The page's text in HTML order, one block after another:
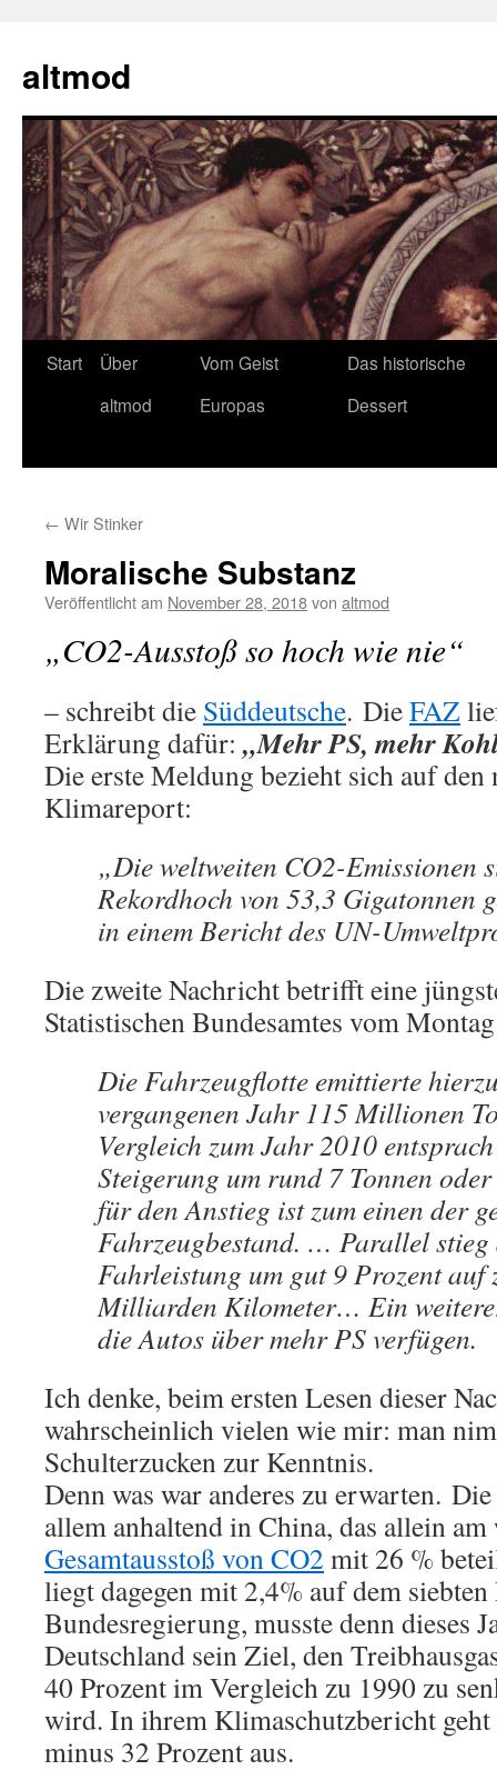
springen
altmod
Start
Über
altmod
Vom Geist
Europas
Das historische
Dessert
← Wir Stinker
Moralische Substanz
Veröffentlicht am November 28, 2018von altmod
„CO2-Ausstoß so hoch wie nie“
– schreibt die Süddeutsche. DieFAZ
Erklärung dafür:„Mehr PS, mehr
Die erste Meldung bezieht sich auf den
Klimareport:
„Die weltweiten CO2-Emissionen
Rekordhoch von 53,3 Gigatonnen
in einem Bericht des UN-
Die zweite Nachricht betrifft eine
Statistischen Bundesamtes vom
Die Fahrzeugflotte emittierte
vergangenen Jahr 115 Millionen
Vergleich zum Jahr 2010
Steigerung um rund 7 Tonnen
für den Anstieg ist zum einen der
Fahrzeugbestand. … Parallel stieg
Fahrleistung um gut 9 Prozent auf
Milliarden Kilometer… Ein
die Autos über mehr PS verfügen.
Ich denke, beim ersten Lesen dieser
wahrscheinlich vielen wie mir: man
Schulterzucken zur Kenntnis.
Denn was war anderes zu erwarten.
allem anhaltend in China, das allein
Gesamtausstoß von CO2 mit 26 %
liegt dagegen mit 2,4% auf dem
Bundesregierung, musste denn dieses
Deutschland sein Ziel, den
40 Prozent im Vergleich zu 1990 zu
wird. In ihrem Klimaschutzbericht
minus 32 Prozent aus.